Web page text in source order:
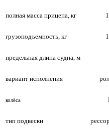
полная масса прицепа, кг
грузоподъемность, кг
предельная длина судна, м
вариант исполнения
колёса
тип подвески